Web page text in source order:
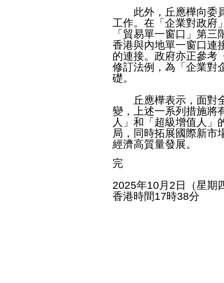
此外，丘應樺向委員
工作。在「企業對政府
「貿易單一窗口」第
香港與內地單一窗口連
的連接。政府亦正參考
修訂法例，為「企業對
礎。
丘應樺表示，面對全
變，上述一系列措施將
人」和「超級增值人」
局，同時拓展國際新市
經濟高質量發展。
完
2025年10月2日（星期
香港時間17時38分